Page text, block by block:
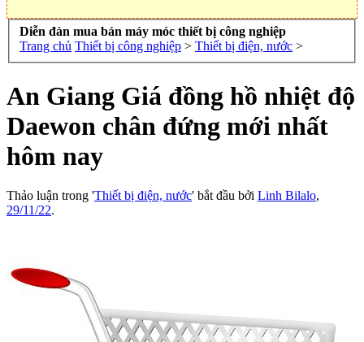
Diễn đàn mua bán máy móc thiết bị công nghiệp
Trang chủ Thiết bị công nghiệp > Thiết bị điện, nước >
An Giang Giá đồng hồ nhiệt độ
Daewon chân đứng mới nhất
hôm nay
Thảo luận trong 'Thiết bị điện, nước' bắt đầu bởi Linh Bilalo,
29/11/22.